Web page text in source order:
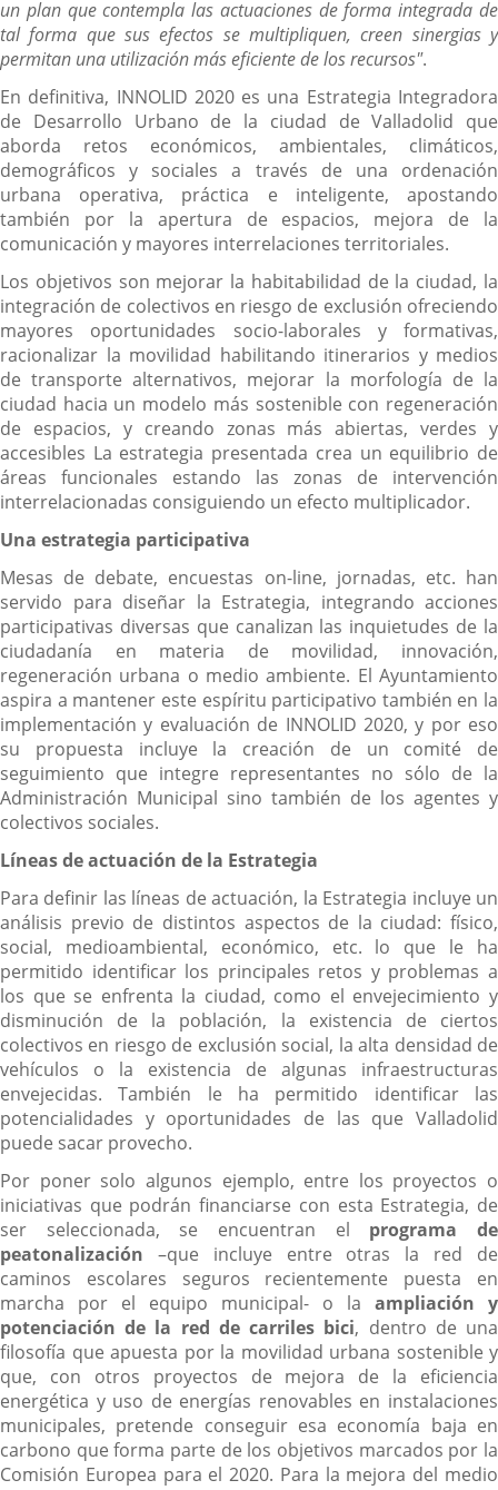
un plan que contempla las actuaciones de forma integrada de
tal forma que sus efectos se multipliquen, creen sinergias y
permitan una utilización más eficiente de los recursos".
En definitiva, INNOLID 2020 es una Estrategia Integradora
de Desarrollo Urbano de la ciudad de Valladolid que
aborda retos económicos, ambientales, climáticos,
demográficos y sociales a través de una ordenación
urbana operativa, práctica e inteligente, apostando
también por la apertura de espacios, mejora de la
comunicación y mayores interrelaciones territoriales.
Los objetivos son mejorar la habitabilidad de la ciudad, la
integración de colectivos en riesgo de exclusión ofreciendo
mayores oportunidades socio-laborales y formativas,
racionalizar la movilidad habilitando itinerarios y medios
de transporte alternativos, mejorar la morfología de la
ciudad hacia un modelo más sostenible con regeneración
de espacios, y creando zonas más abiertas, verdes y
accesibles La estrategia presentada crea un equilibrio de
áreas funcionales estando las zonas de intervención
interrelacionadas consiguiendo un efecto multiplicador.
Una estrategia participativa
Mesas de debate, encuestas on-line, jornadas, etc. han
servido para diseñar la Estrategia, integrando acciones
participativas diversas que canalizan las inquietudes de la
ciudadanía en materia de movilidad, innovación,
regeneración urbana o medio ambiente. El Ayuntamiento
aspira a mantener este espíritu participativo también en la
implementación y evaluación de INNOLID 2020, y por eso
su propuesta incluye la creación de un comité de
seguimiento que integre representantes no sólo de la
Administración Municipal sino también de los agentes y
colectivos sociales.
Líneas de actuación de la Estrategia
Para definir las líneas de actuación, la Estrategia incluye un
análisis previo de distintos aspectos de la ciudad: físico,
social, medioambiental, económico, etc. lo que le ha
permitido identificar los principales retos y problemas a
los que se enfrenta la ciudad, como el envejecimiento y
disminución de la población, la existencia de ciertos
colectivos en riesgo de exclusión social, la alta densidad de
vehículos o la existencia de algunas infraestructuras
envejecidas. También le ha permitido identificar las
potencialidades y oportunidades de las que Valladolid
puede sacar provecho.
Por poner solo algunos ejemplo, entre los proyectos o
iniciativas que podrán financiarse con esta Estrategia, de
ser seleccionada, se encuentran el programa de
peatonalización –que incluye entre otras la red de
caminos escolares seguros recientemente puesta en
marcha por el equipo municipal- o la ampliación y
potenciación de la red de carriles bici, dentro de una
filosofía que apuesta por la movilidad urbana sostenible y
que, con otros proyectos de mejora de la eficiencia
energética y uso de energías renovables en instalaciones
municipales, pretende conseguir esa economía baja en
carbono que forma parte de los objetivos marcados por la
Comisión Europea para el 2020. Para la mejora del medio